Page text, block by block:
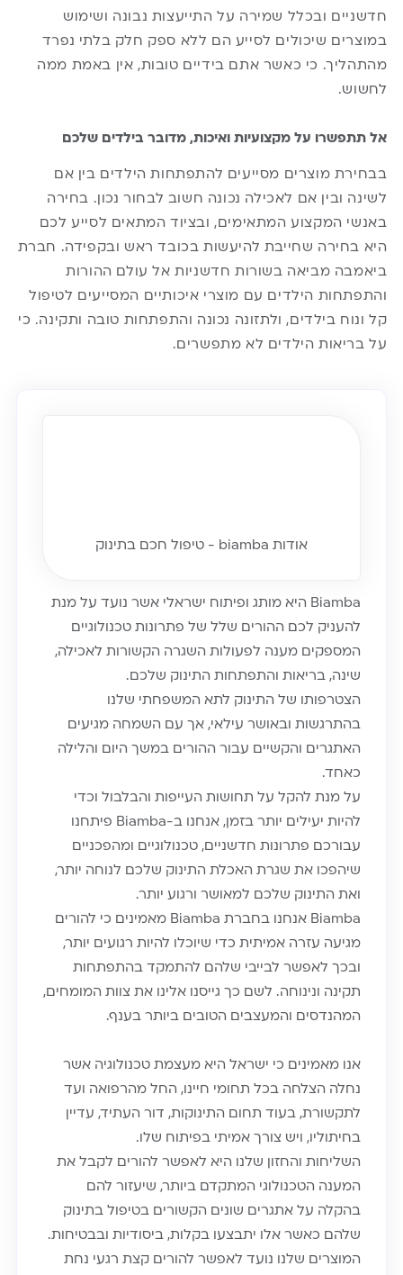
חדשניים ובכלל שמירה על התייעצות נבונה ושימוש
במוצרים שיכולים לסייע הם ללא ספק חלק בלתי נפרד
מהתהליך. כי כאשר אתם בידיים טובות, אין באמת ממה
לחשוש.
אל תתפשרו על מקצועיות ואיכות, מדובר בילדים שלכם
בבחירת מוצרים מסייעים להתפתחות הילדים בין אם
לשינה ובין אם לאכילה נכונה חשוב לבחור נכון. בחירה
באנשי המקצוע המתאימים, ובציוד המתאים לסייע לכם
היא בחירה שחייבת להיעשות בכובד ראש ובקפידה. חברת
ביאמבה מביאה בשורות חדשניות אל עולם ההורות
והתפתחות הילדים עם מוצרי איכותיים המסייעים לטיפול
קל ונוח בילדים, ולתזונה נכונה והתפתחות טובה ותקינה. כי
על בריאות הילדים לא מתפשרים.
אודות biamba - טיפול חכם בתינוק
Biamba היא מותג ופיתוח ישראלי אשר נועד על מנת
להעניק לכם ההורים שלל של פתרונות טכנולוגיים
המספקים מענה לפעולות השגרה הקשורות לאכילה,
שינה, בריאות והתפתחות התינוק שלכם.
הצטרפותו של התינוק לתא המשפחתי שלנו
בהתרגשות ובאושר עילאי, אך עם השמחה מגיעים
האתגרים והקשיים עבור ההורים במשך היום והלילה
כאחד.
על מנת להקל על תחושות העייפות והבלבול וכדי
להיות יעילים יותר בזמן, אנחנו ב-Biamba פיתחנו
עבורכם פתרונות חדשניים, טכנולוגיים ומהפכניים
שיהפכו את שגרת האכלת התינוק שלכם לנוחה יותר,
ואת התינוק שלכם למאושר ורגוע יותר.
Biamba אנחנו בחברת Biamba מאמינים כי להורים
מגיעה עזרה אמיתית כדי שיוכלו להיות רגועים יותר,
ובכך לאפשר לבייבי שלהם להתמקד בהתפתחות
תקינה ונינוחה. לשם כך גייסנו אלינו את צוות המומחים,
המהנדסים והמעצבים הטובים ביותר בענף.
אנו מאמינים כי ישראל היא מעצמת טכנולוגיה אשר
נחלה הצלחה בכל תחומי חיינו, החל מהרפואה ועד
לתקשורת, בעוד תחום התינוקות, דור העתיד, עדיין
בחיתוליו, ויש צורך אמיתי בפיתוח שלו.
השליחות והחזון שלנו היא לאפשר להורים לקבל את
המענה הטכנולוגי המתקדם ביותר, שיעזור להם
בהקלה על אתגרים שונים הקשורים בטיפול בתינוק
שלהם כאשר אלו יתבצעו בקלות, ביסודיות ובבטיחות.
המוצרים שלנו נועד לאפשר להורים קצת רגעי נחת